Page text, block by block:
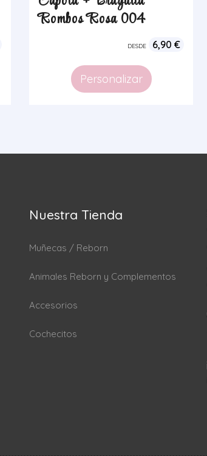
Rombos Rosa 004
DESDE 6,90 €
Personalizar
Nuestra Tienda
Muñecas / Reborn
Animales Reborn y Complementos
Accesorios
Cochecitos